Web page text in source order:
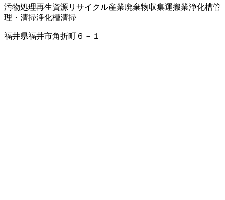
汚物処理再生資源リサイクル産業廃棄物収集運搬業浄化槽管
理・清掃浄化槽清掃
福井県福井市角折町６－１